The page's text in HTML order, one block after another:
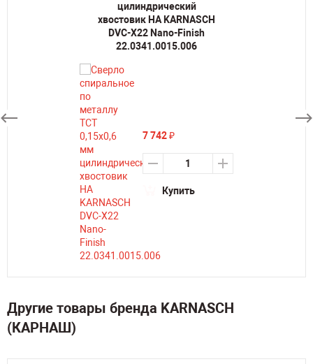
цилиндрический
хвостовик HA KARNASCH
DVC-X22 Nano-Finish
22.0341.0015.006
7 742₽
Купить
Другие товары бренда KARNASCH
(КАРНАШ)